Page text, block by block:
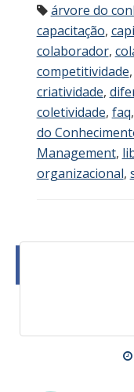
árvore do
capacitação,
colaborador,
competitividade,
criatividade,
coletividade, faq,
do
Management,
organizacional,